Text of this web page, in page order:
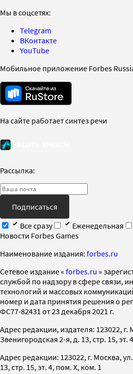
Мы в соцсетях:
Telegram
ВКонтакте
YouTube
Мобильное приложение Forbes
На сайте работает синтез речи
Рассылка:
Подписаться
Все сразу
Еженедельная
Новости Forbes Games
Наименование издания: forbes.ru
Cетевое издание « forbes.ru »
службой по надзору в сфере связи,
технологий и массовых
номер и дата принятия решения о
ФС77-82431 от 23 декабря 2021 г.
Адрес редакции, издателя: 123022, г.
Звенигородская 2-я, д. 13, стр. 15, эт.
Адрес редакции: 123022, г. Москва,
13, стр. 15, эт. 4, пом. X, ком. 1